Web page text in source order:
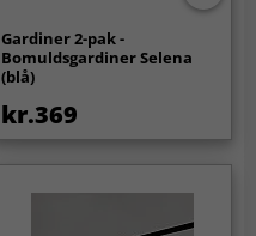
Gardiner 2-pak -
Bomuldsgardiner Selena
(blå)
kr.369